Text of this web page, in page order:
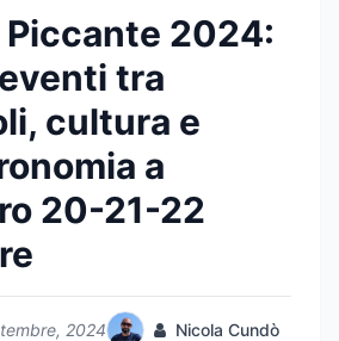
Piccante 2024:
tra
cultura e
a
20-21-22
2024 Nicola Cundò